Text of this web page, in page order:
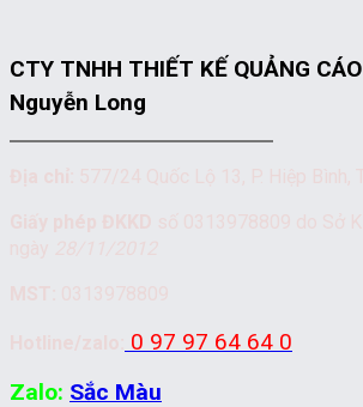
CTY TNHH THIẾT KẾ QUẢNG CÁO
Nguyễn Long
0 97 97 64 64 0
Zalo: Sắc Màu